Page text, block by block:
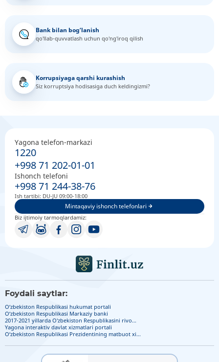
Bank bilan bog‘lanish
qo'llab-quvvatlash uchun qo'ng'iroq qilish
Korrupsiyaga qarshi kurashish
Siz korruptsiya hodisasiga duch keldingizmi?
Yagona telefon-markazi
1220
+998 71 202-01-01
Ishonch telefoni
+998 71 244-38-76
Ish tartibi: DU-JU 09:00-18:00
Mintaqaviy ishonch telefonlari
Biz ijtimoiy tarmoqlardamiz:
Foydali saytlar:
O‘zbekiston Respublikasi hukumat portali
O‘zbekiston Respublikasi Markaziy banki
2017-2021 yillarda O'zbekiston Respublikasini rivo...
Yagona interaktiv davlat xizmatlari portali
O‘zbekiston Respublikasi Prezidentining matbuot xi...